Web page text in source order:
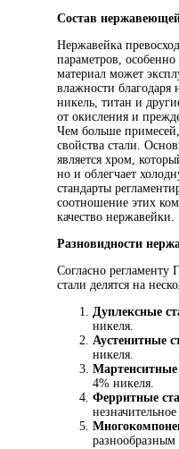
Состав
Нержавейка
параметров,
материал может
влажности
никель, титан и
от окисления и
Чем больше
свойства стали.
является хром,
но и облегчает
стандарты
соотношение этих
качество нержавейки.
Разновидности
Согласно
стали делятся на
Дуплексные
никеля.
Аустенитные
никеля.
Мартенситные
4% никеля.
Ферритные
разнообразным